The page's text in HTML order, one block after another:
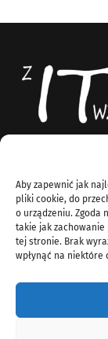
Aby zapewnić jak
pliki cookie, do
o urządzeniu. Zgoda
takie jak
tej stronie. Brak
wpłynąć na niektóre
Blog